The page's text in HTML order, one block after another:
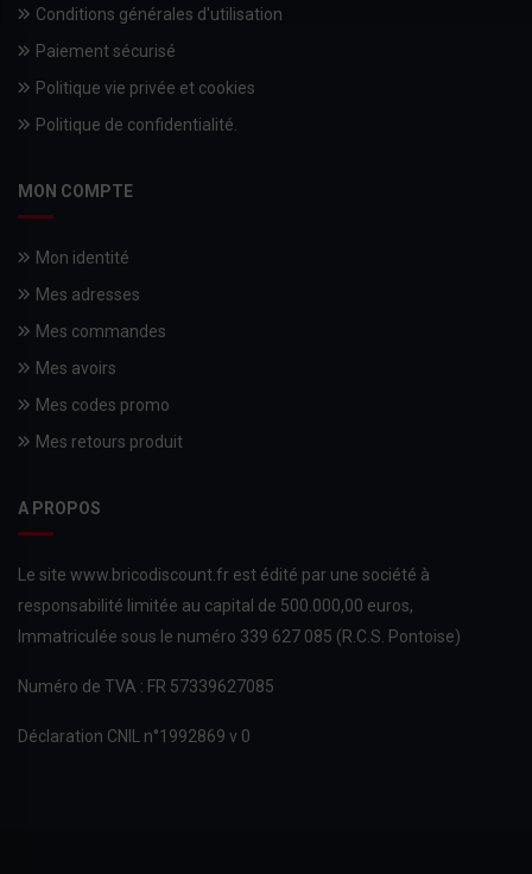
Conditions générales d'utilisation
Paiement sécurisé
Politique vie privée et cookies
Politique de confidentialité.
MON COMPTE
Mon identité
Mes adresses
Mes commandes
Mes avoirs
Mes codes promo
Mes retours produit
A PROPOS
Le site www.bricodiscount.fr est édité par une société à
responsabilité limitée au capital de 500.000,00 euros,
Immatriculée sous le numéro 339 627 085 (R.C.S. Pontoise)
Numéro de TVA : FR 57339627085
Déclaration CNIL n°1992869 v 0